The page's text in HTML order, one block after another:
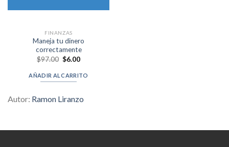
FINANZAS
Maneja tu dinero
correctamente
$97.00 Original
was:
$97.00.
$6.00Current
is:
$6.00.
AÑADIR AL CARRITO
Autor: Ramon Liranzo